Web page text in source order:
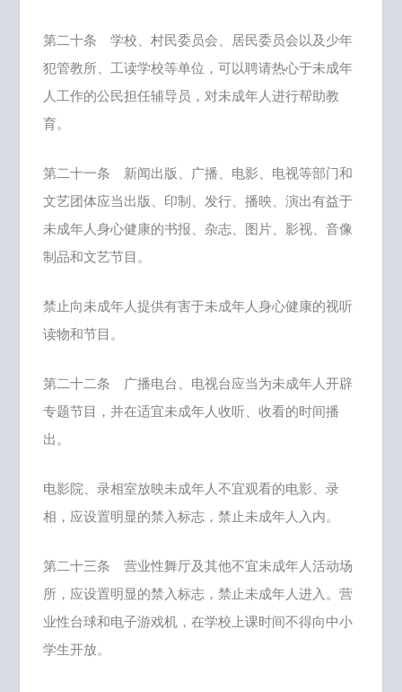
第二十条 学校、村民委员会、居民委员会以及少年
犯管教所、工读学校等单位，可以聘请热心于未成年
人工作的公民担任辅导员，对未成年人进行帮助教
育。
第二十一条 新闻出版、广播、电影、电视等部门和
文艺团体应当出版、印制、发行、播映、演出有益于
未成年人身心健康的书报、杂志、图片、影视、音像
制品和文艺节目。
禁止向未成年人提供有害于未成年人身心健康的视听
读物和节目。
第二十二条 广播电台、电视台应当为未成年人开辟
专题节目，并在适宜未成年人收听、收看的时间播
出。
电影院、录相室放映未成年人不宜观看的电影、录
相，应设置明显的禁入标志，禁止未成年人入内。
第二十三条 营业性舞厅及其他不宜未成年人活动场
所，应设置明显的禁入标志，禁止未成年人进入。营
业性台球和电子游戏机，在学校上课时间不得向中小
学生开放。